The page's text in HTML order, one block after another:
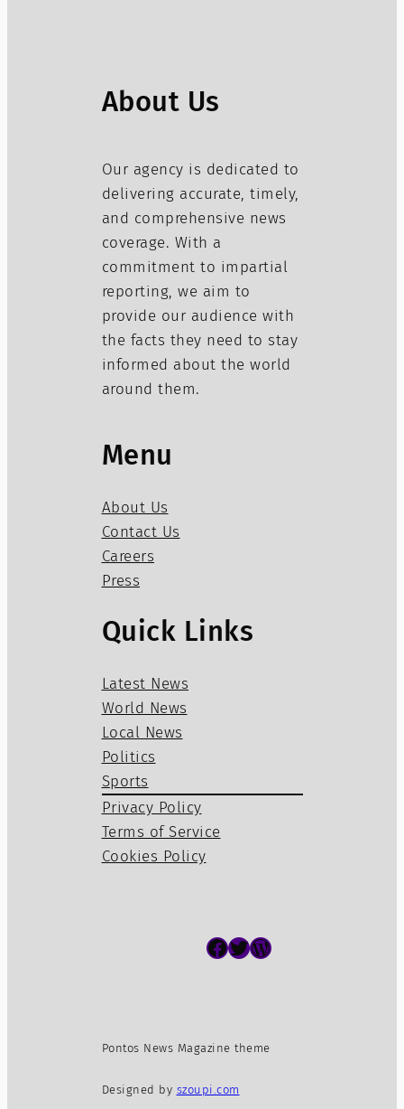
About Us
Our agency is dedicated to
delivering accurate, timely,
and comprehensive news
coverage. With a
commitment to impartial
reporting, we aim to
provide our audience with
the facts they need to stay
informed about the world
around them.
Menu
About Us
Contact Us
Careers
Press
Quick Links
Latest News
World News
Local News
Politics
Sports
Privacy Policy
Terms of Service
Cookies Policy
Facebook Twitter WordPress
Pontos News Magazine theme
Designed by szoupi.com